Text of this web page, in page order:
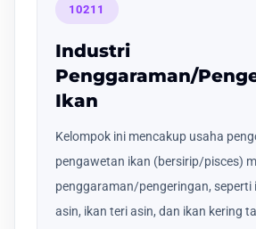
10211
Industri
Penggaraman/
Ikan
Kelompok ini mencakup usaha
pengawetan ikan (bersirip/pisces)
penggaraman/pengeringan, seperti
asin, ikan teri asin, dan ikan kering